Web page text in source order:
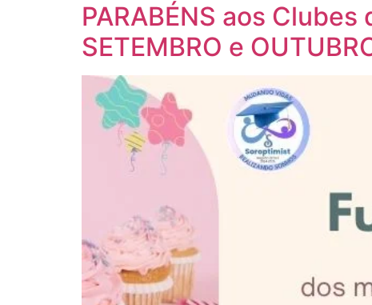
PARABÉNS aos
SETEMBRO e